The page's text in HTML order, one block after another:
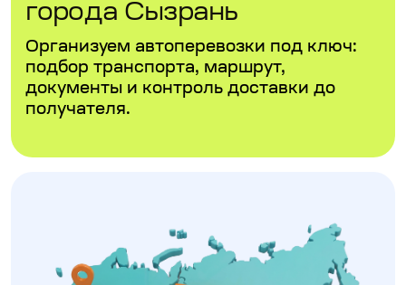
города Сызрань
Организуем автоперевозки под ключ:
подбор транспорта, маршрут,
документы и контроль доставки до
получателя.